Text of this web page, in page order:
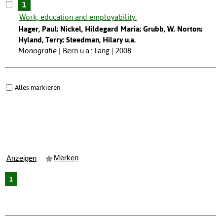
1
Work, education and employability.
Hager, Paul; Nickel, Hildegard Maria; Grubb, W. Norton;
Hyland, Terry; Steedman, Hilary u.a.
Monografie
Bern u.a.: Lang | 2008
Alles markieren
Anzeigen Merken
1